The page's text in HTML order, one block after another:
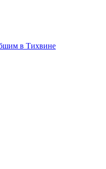
в Тихвине